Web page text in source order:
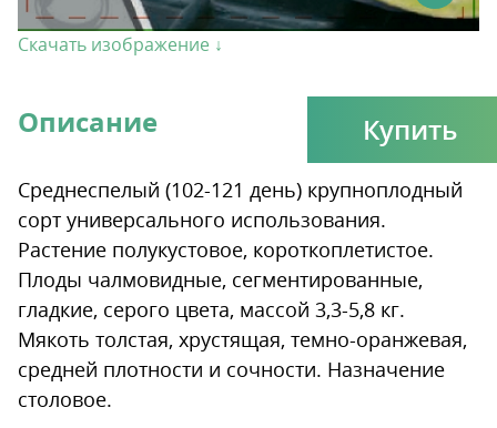
Скачать изображение ↓
Купить
Описание
Среднеспелый (102-121 день) крупноплодный
сорт универсального использования.
Растение полукустовое, короткоплетистое.
Плоды чалмовидные, сегментированные,
гладкие, серого цвета, массой 3,3-5,8 кг.
Мякоть толстая, хрустящая, темно-оранжевая,
средней плотности и сочности. Назначение
столовое.